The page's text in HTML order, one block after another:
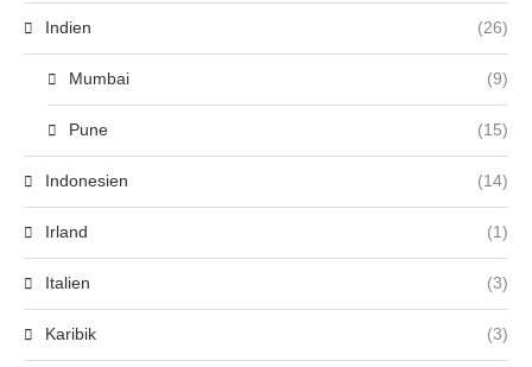
Indien (26)
Mumbai (9)
Pune (15)
Indonesien (14)
Irland (1)
Italien (3)
Karibik (3)